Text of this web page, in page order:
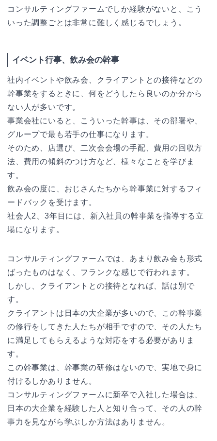
コンサルティングファームでしか経験がないと、こう
いった調整ごとは非常に難しく感じるでしょう。
イベント行事、飲み会の幹事
社内イベントや飲み会、クライアントとの接待などの
幹事業をするときに、何をどうしたら良いのか分から
ない人が多いです。
事業会社にいると、こういった幹事は、その部署や、
グループで最も若手の仕事になります。
そのため、店選び、二次会会場の手配、費用の回収方
法、費用の傾斜のつけ方など、様々なことを学びま
す。
飲み会の度に、おじさんたちから幹事業に対するフィ
ードバックを受けます。
社会人2、3年目には、新入社員の幹事業を指導する立
場になります。
コンサルティングファームでは、あまり飲み会も形式
ばったものはなく、フランクな感じで行われます。
しかし、クライアントとの接待となれば、話は別で
す。
クライアントは日本の大企業が多いので、この幹事業
の修行をしてきた人たちが相手ですので、その人たち
に満足してもらえるような対応をする必要がありま
す。
この幹事業は、幹事業の研修はないので、実地で身に
付けるしかありません。
コンサルティングファームに新卒で入社した場合は、
日本の大企業を経験した人と知り合って、その人の幹
事力を見ながら学ぶしか方法はありません。